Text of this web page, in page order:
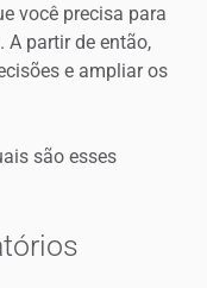
você precisa para
A partir de então,
e ampliar os
são esses